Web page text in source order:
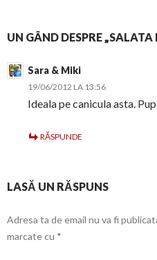
UN GÂND DESPRE „SALATA
Sara & Miki
19/06/2012 LA 13:56
Ideala pe canicula asta.
RĂSPUNDE
LASĂ UN RĂSPUNS
Adresa ta de email nu va fi
marcate cu *